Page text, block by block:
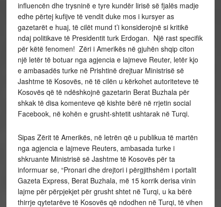
influencën dhe trysninë e tyre kundër lirisë së fjalës madje
edhe përtej kufijve të vendit duke mos i kursyer as
gazetarët e huaj, të cilët mund t’i konsiderojnë si kritikë
ndaj politikave të Presidentit turk Erdogan. Një rast specifik
për këtë fenomen! Zëri i Amerikës në gjuhën shqip citon
një letër të botuar nga agjencia e lajmeve Reuter, letër kjo
e ambasadës turke në Prishtinë drejtuar Ministrisë së
Jashtme të Kosovës, në të cilën u kërkohet autoriteteve të
Kosovës që të ndëshkojnë gazetarin Berat Buzhala për
shkak të disa komenteve që kishte bërë në rrjetin social
Facebook, në kohën e grusht-shtetit ushtarak në Turqi.
Sipas Zërit të Amerikës, në letrën që u publikua të martën
nga agjencia e lajmeve Reuters, ambasada turke i
shkruante Ministrisë së Jashtme të Kosovës për ta
informuar se, “Pronari dhe drejtori i përgjithshëm i portalit
Gazeta Express, Berat Buzhala, më 15 korrik derisa vinin
lajme për përpjekjet për grusht shtet në Turqi, u ka bërë
thirrje qytetarëve të Kosovës që ndodhen në Turqi, të vihen